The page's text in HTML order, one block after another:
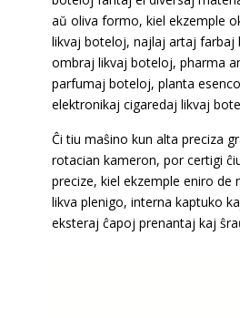
aŭ oliva formo, kiel ekzemple
likvaj boteloj, najlaj artaj farbaj
ombraj likvaj boteloj, pharma
parfumaj boteloj, planta
elektronikaj cigaredaj likvaj
Ĉi tiu maŝino kun alta preciza
rotacian kameron, por certigi
precize, kiel ekzemple eniro de
likva plenigo, interna kaptuko
eksteraj ĉapoj prenantaj kaj